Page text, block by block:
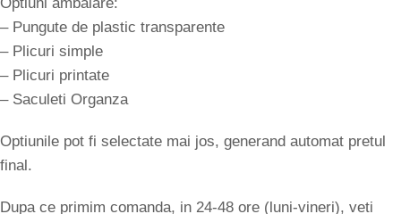
– Pungute de plastic transparente
– Plicuri simple
– Plicuri printate
– Saculeti Organza
Optiunile pot fi selectate mai jos, generand automat pretul
final.
Dupa ce primim comanda, in 24-48 ore (luni-vineri), veti